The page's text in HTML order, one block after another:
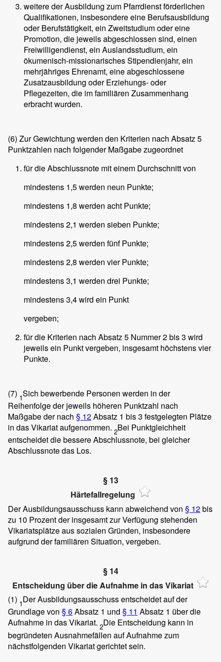
weitere der Ausbildung zum Pfarrdienst förderlichen
Qualifikationen, insbesondere eine Berufsausbildung
oder Berufstätigkeit, ein Zweitstudium oder eine
Promotion, die jeweils abgeschlossen sind, einen
Freiwilligendienst, ein Auslandsstudium, ein
ökumenisch-missionarisches Stipendienjahr, ein
mehrjähriges Ehrenamt, eine abgeschlossene
Zusatzausbildung oder Erziehungs- oder
Pflegezeiten, die im familiären Zusammenhang
erbracht wurden.
(6) Zur Gewichtung werden den Kriterien nach Absatz 5
Punktzahlen nach folgender Maßgabe zugeordnet
für die Abschlussnote mit einem Durchschnitt von
mindestens 1,5 werden neun Punkte;
mindestens 1,8 werden acht Punkte;
mindestens 2,1 werden sieben Punkte;
mindestens 2,5 werden fünf Punkte;
mindestens 2,8 werden vier Punkte;
mindestens 3,1 werden drei Punkte;
mindestens 3,4 wird ein Punkt
vergeben;
für die Kriterien nach Absatz 5 Nummer 2 bis 3 wird
jeweils ein Punkt vergeben, insgesamt höchstens vier
Punkte.
(7) 1Sich bewerbende Personen werden in der
Reihenfolge der jeweils höheren Punktzahl nach
Maßgabe der nach § 12Absatz 1 bis 3 festgelegten Plätze
in das Vikariat aufgenommen. 2Bei Punktgleichheit
entscheidet die bessere Abschlussnote, bei gleicher
Abschlussnote das Los.
§ 13
Härtefallregelung
Der Ausbildungsausschuss kann abweichend von § 12bis
zu 10 Prozent der insgesamt zur Verfügung stehenden
Vikariatsplätze aus sozialen Gründen, insbesondere
aufgrund der familiären Situation, vergeben.
§ 14
Entscheidung über die Aufnahme in das Vikariat
(1) 1Der Ausbildungsausschuss entscheidet auf der
Grundlage von § 6Absatz 1 und § 11 Absatz 1 über die
Aufnahme in das Vikariat. 2Die Entscheidung kann in
begründeten Ausnahmefällen auf Aufnahme zum
nächstfolgenden Vikariat gerichtet sein.